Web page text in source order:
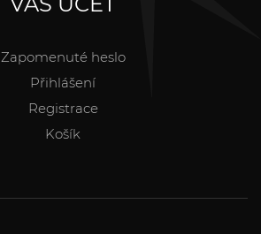
Zapomenuté heslo
Přihlášení
Registrace
Košík